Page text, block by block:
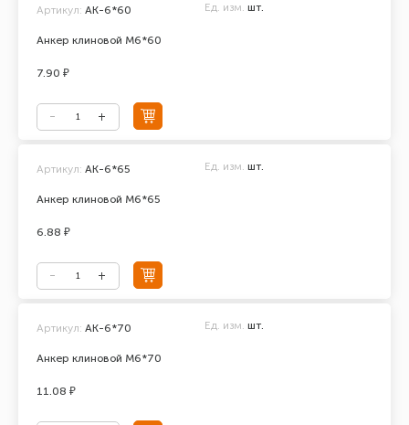
Анкер клиновой М6*60
Артикул: АК-6*60 Ед. изм. шт.
7.90 ₽
Анкер клиновой М6*65
Артикул: АК-6*65 Ед. изм. шт.
6.88 ₽
Анкер клиновой М6*70
Артикул: АК-6*70 Ед. изм. шт.
11.08 ₽